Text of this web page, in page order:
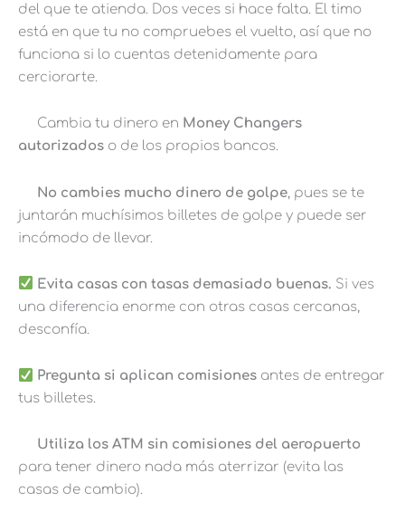
del que te atienda. Dos veces si hace falta. El timo
está en que tu no compruebes el vuelto, así que no
funciona si lo cuentas detenidamente para
cerciorarte.
Cambia tu dinero en Money Changers
autorizados o de los propios bancos.
No cambies mucho dinero de golpe, pues se te
juntarán muchísimos billetes de golpe y puede ser
incómodo de llevar.
Evita casas con tasas demasiado buenas. Si ves
una diferencia enorme con otras casas cercanas,
desconfía.
Pregunta si aplican comisiones antes de entregar
tus billetes.
Utiliza los ATM sin comisiones del aeropuerto
para tener dinero nada más aterrizar (evita las
casas de cambio).